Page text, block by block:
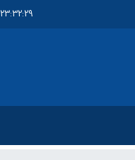
23:32:29 - 16 مرداد 1405